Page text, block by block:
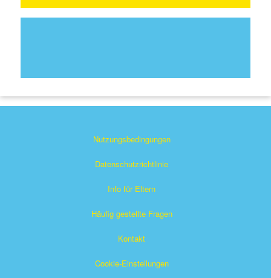
Nutzungsbedingungen
Datenschutzrichtlinie
Info für Eltern
Häufig gestellte Fragen
Kontakt
Cookie-Einstellungen